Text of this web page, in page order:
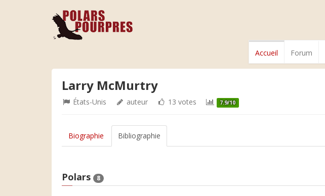
Accueil Forum
Larry McMurtry
États-Unis auteur 13 votes 7.9/10
Biographie Bibliographie
Polars 8